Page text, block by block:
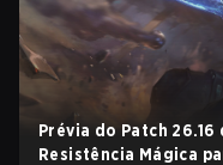
Prévia do Patch
Resistência Mágica